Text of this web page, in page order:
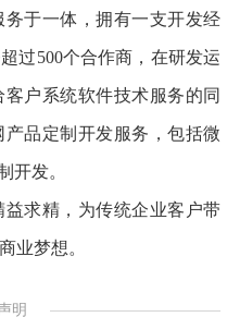
于一体，拥有一支开发经
过500个合作商，在研发运
户系统软件技术服务的同
品定制开发服务，包括微
开发。
求精，为传统企业客户带
业梦想。
明